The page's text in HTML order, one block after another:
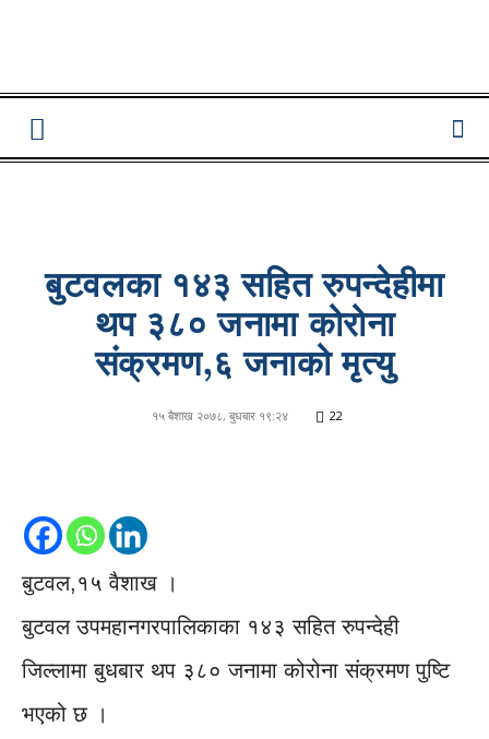
Lumbini
बुटवलका १४३ सहित रुपन्देहीमा
थप ३८० जनामा कोरोना
संक्रमण,६ जनाको मृत्यु
१५ बैशाख २०७८, बुधबार १९:२४ 22
बुटवल,१५ वैशाख ।
बुटवल उपमहानगरपालिकाका १४३ सहित रुपन्देही
जिल्लामा बुधबार थप ३८० जनामा कोरोना संक्रमण पुष्टि
भएको छ ।